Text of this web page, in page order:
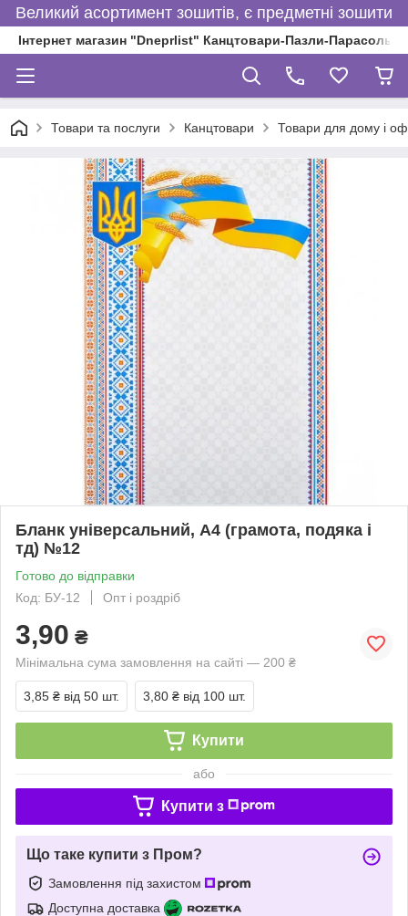
Великий асортимент зошитів, є предметні зошити
Інтернет магазин "Dneprlist" Канцтовари-Пазли-Парасольки
Товари та послуги Канцтовари Товари для дому і
Бланк універсальний, А4 (грамота, подяка і
тд) №12
Готово до відправки
Код: БУ-12
Опт і роздріб
3,90 ₴
Мінімальна сума замовлення на сайті — 200 ₴
3,85 ₴ від 50 шт. 3,80 ₴ від 100 шт.
Купити
або
Купити з
Що таке купити з Пром?
Замовлення під захистом
Доступна доставка